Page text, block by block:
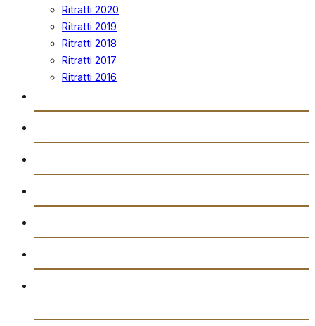
Ritratti 2020
Ritratti 2019
Ritratti 2018
Ritratti 2017
Ritratti 2016